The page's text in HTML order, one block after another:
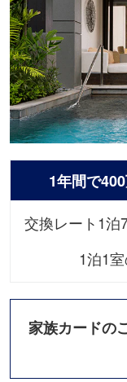
1年間で
交換レート1泊
1泊1
家族カードの